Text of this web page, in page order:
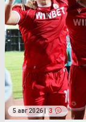
5 авг 2026 | 3